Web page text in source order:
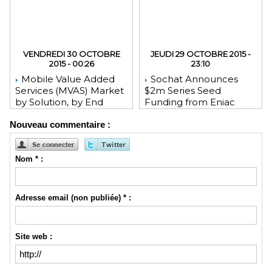
VENDREDI 30 OCTOBRE
2015 - 00:26
Mobile Value Added
Services (MVAS) Market
by Solution, by End
Geography - Global
Forecast and Analysis to
2020 - Reportlinker
Review
JEUDI 29 OCTOBRE 2015 -
23:10
Sochat Announces
$2m Series Seed
Funding from Eniac
Zhang
Nouveau commentaire :
Nom * :
Adresse email (non publiée) * :
Site web :